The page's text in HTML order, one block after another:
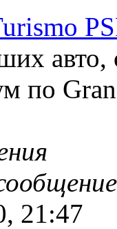
авто,
по
21:47